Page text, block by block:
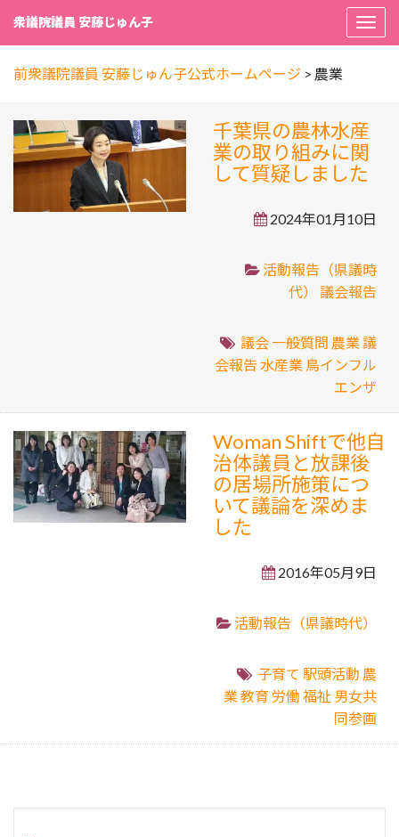
衆議院議員 安藤じゅん子
前衆議院議員 安藤じゅん子公式ホームページ > 農業
千葉県の農林水産
業の取り組みに関
して質疑しました
2024年01月10日
活動報告（県議時
代）
議会報告
議会 一般質問 農業 議
会報告 水産業 鳥インフル
エンザ
Woman Shiftで他自
治体議員と放課後
の居場所施策につ
いて議論を深めま
した
2016年05月9日
活動報告（県議時代）
子育て 駅頭活動 農
業 教育 労働 福祉 男女共
同参画